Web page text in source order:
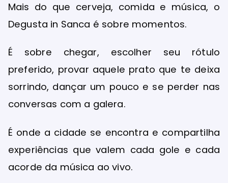
Mais do que cerveja, comida e música, o
Degusta in Sanca é sobre momentos.
É sobre chegar, escolher seu rótulo
preferido, provar aquele prato que te deixa
sorrindo, dançar um pouco e se perder nas
conversas com a galera.
É onde a cidade se encontra e compartilha
experiências que valem cada gole e cada
acorde da música ao vivo.